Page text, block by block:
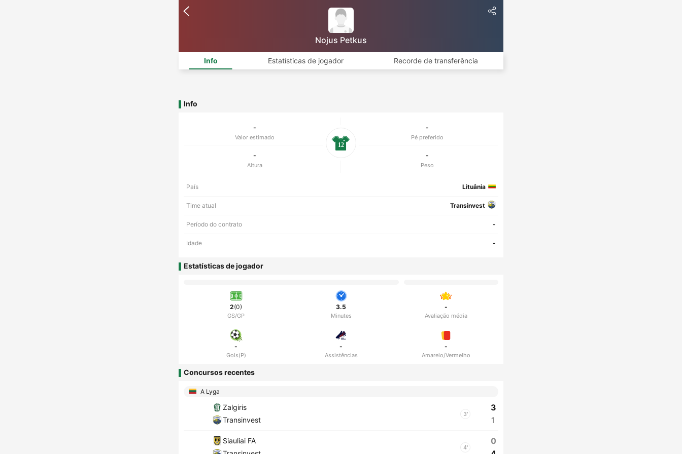
Nojus Petkus
Info Estatísticas de jogador Recorde de transferência
Info
-
Valor estimado
-
Pé preferido
-
Altura
-
Peso
12
País Lituânia
Time atual Transinvest
Período do contrato -
Idade -
Estatísticas de jogador
2(0)
GS/GP
3.5
Minutes
-
Avaliação média
-
Gols(P)
-
Assistências
-
Amarelo/Vermelho
Concursos recentes
A Lyga
Zalgiris
Transinvest
3'
3
1
Siauliai FA
4'
0